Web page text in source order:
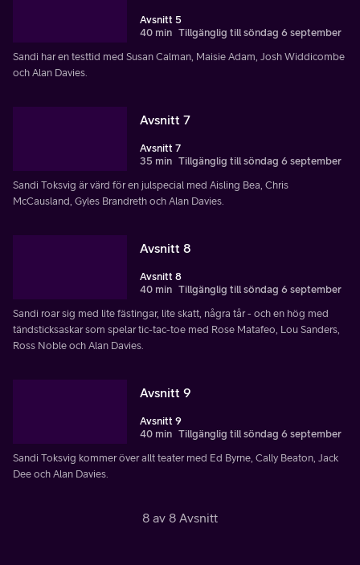
Avsnitt 5
40 min Tillgänglig till söndag 6 september
Sandi har en testtid med Susan Calman, Maisie Adam, Josh Widdicombe
och Alan Davies.
Avsnitt 7
Avsnitt 7
35 min Tillgänglig till söndag 6 september
Sandi Toksvig är värd för en julspecial med Aisling Bea, Chris
McCausland, Gyles Brandreth och Alan Davies.
Avsnitt 8
Avsnitt 8
40 min Tillgänglig till söndag 6 september
Sandi roar sig med lite fästingar, lite skatt, några tår - och en hög med
tändsticksaskar som spelar tic-tac-toe med Rose Matafeo, Lou Sanders,
Ross Noble och Alan Davies.
Avsnitt 9
Avsnitt 9
40 min Tillgänglig till söndag 6 september
Sandi Toksvig kommer över allt teater med Ed Byrne, Cally Beaton, Jack
Dee och Alan Davies.
8 av 8 Avsnitt